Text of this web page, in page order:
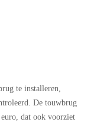
te installeren,
De touwbrug
dat ook voorziet